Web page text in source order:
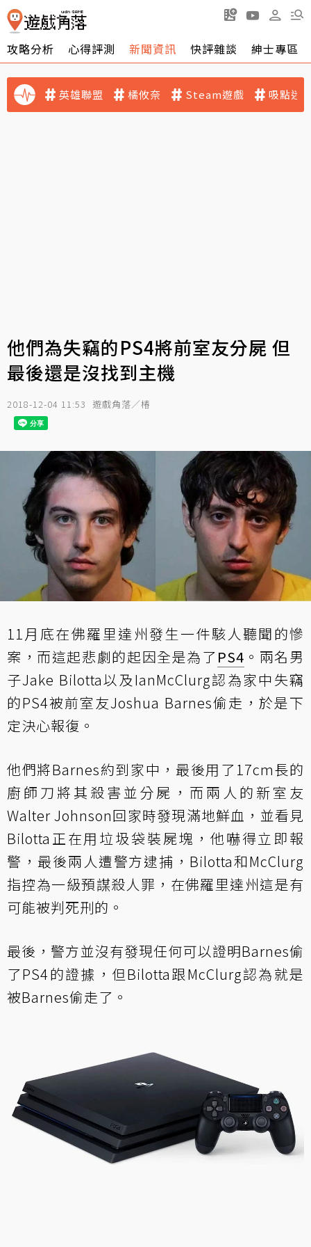
攻略分析 心得評測 新聞資訊 快評雜談 紳士專區
英雄聯盟 橘攸奈 Steam遊戲 吸點迷
他們為失竊的PS4將前室友分屍 但
最後還是沒找到主機
2018-12-04 11:53 遊戲角落／椿
11月底在佛羅里達州發生一件駭人聽聞的慘
案，而這起悲劇的起因全是為了PS4 。兩名男
子Jake Bilotta以及IanMcClurg認為家中失竊
的PS4被前室友Joshua Barnes偷走，於是下
定決心報復。
他們將Barnes約到家中，最後用了17cm長的
廚師刀將其殺害並分屍，而兩人的新室友
Walter Johnson回家時發現滿地鮮血，並看見
Bilotta正在用垃圾袋裝屍塊，他嚇得立即報
警，最後兩人遭警方逮捕，Bilotta和McClurg
指控為一級預謀殺人罪，在佛羅里達州這是有
可能被判死刑的。
最後，警方並沒有發現任何可以證明Barnes偷
了PS4的證據，但Bilotta跟McClurg認為就是
被Barnes偷走了。